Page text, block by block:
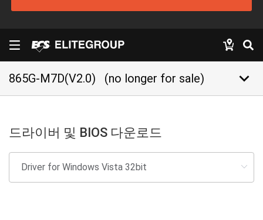
865G-M7D(V2.0) (no longer for sale) keyboard_arrow_down
드라이버 및 BIOS 다운로드